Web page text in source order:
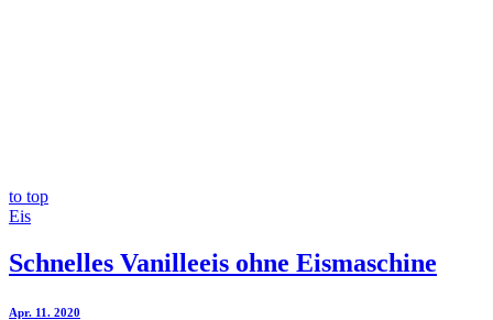
to top
Eis
Schnelles Vanilleeis ohne Eismaschine
Apr. 11. 2020